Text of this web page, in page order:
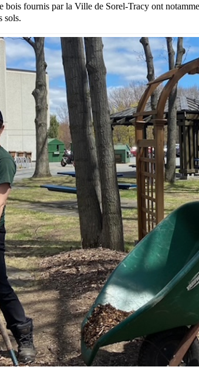
bois fournis par la Ville de Sorel-Tracy ont
sols.